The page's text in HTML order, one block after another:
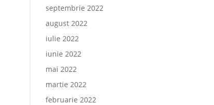
septembrie 2022
august 2022
iulie 2022
iunie 2022
mai 2022
martie 2022
februarie 2022